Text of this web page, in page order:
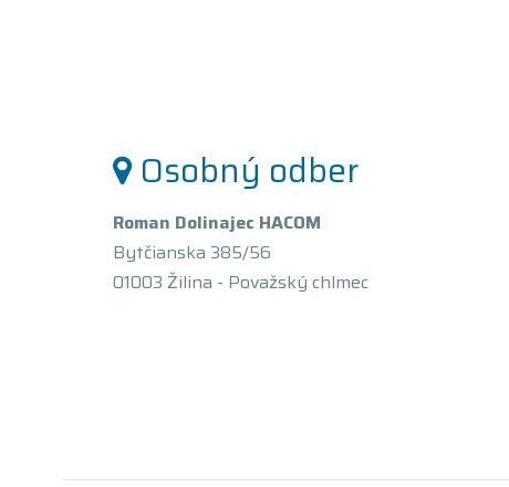
Osobný odber
Roman Dolinajec HACOM
Bytčianska 385/56
01003 Žilina - Považský chlmec